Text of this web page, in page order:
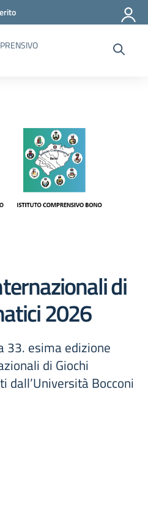
di
2026
33. esima edizione
di Giochi
Bocconi